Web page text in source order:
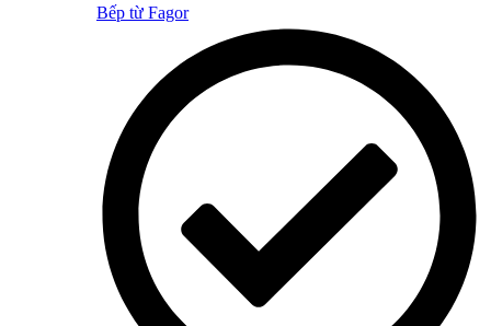
Bếp từ Fagor